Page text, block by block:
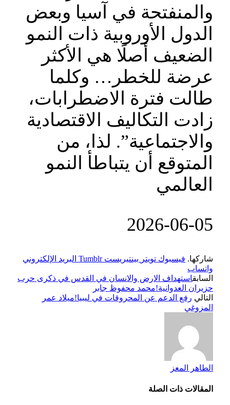
والمنفتحة في آسيا وبعض
الدول الأوروبية ذات النمو
الضعيف أصلًا هي الأكثر
عرضة للخطر… وكلما
طالت فترة الاضطرابات،
زادت التكاليف الاقتصادية
والاجتماعية”. لذا، من
المتوقع أن يتباطأ النمو
العالمي
‎2026-‎06-‎05
شاركها. فيسبوك تويتر بينتيريست Tumblr البريد الإلكتروني
واتساب
السابقاستهداف الارض والانسان في القدس في ذكرى حرب
حزيران العدوانية!محمد محفوظ جابر
التالي رفع الدعم عن المحروقات في ليبيا!ميلاد عمر
المزوغي
الطاهر المعز
المقالاتذات الصلة